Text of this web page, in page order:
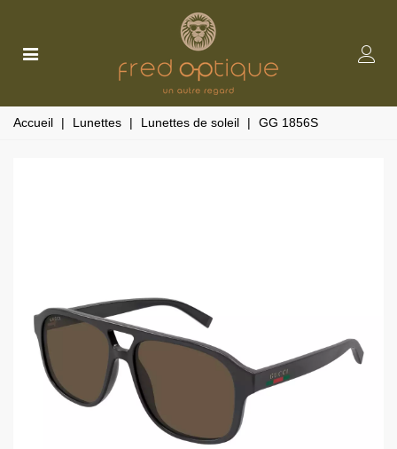
Accueil | Lunettes | Lunettes de soleil | GG 1856S